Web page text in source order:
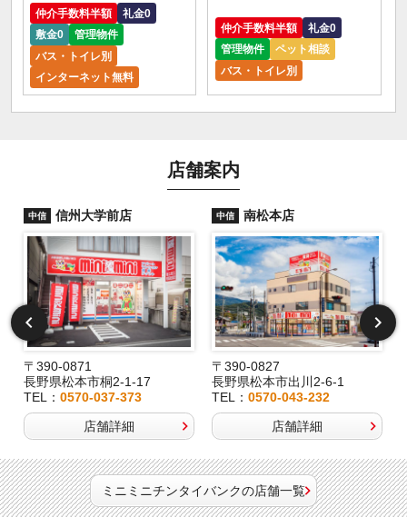
仲介手数料半額
礼金0
敷金0
管理物件
バス・トイレ別
インターネット無料
仲介手数料半額
礼金0
管理物件
ペット相談
バス・トイレ別
店舗案内
中信 信州大学前店
〒390-0871
長野県松本市桐2-1-17
TEL：0570-037-373
店舗詳細
中信 南松本店
〒390-0827
長野県松本市出川2-6-1
TEL：0570-043-232
店舗詳細
ミニミニチンタイバンクの店舗一覧